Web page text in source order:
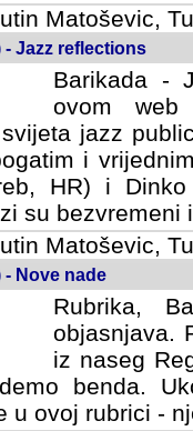
Matoševic,
- Jazz reflections
Barikada -
ovom web
jazz
i
HR) i
su bezvremeni
Matoševic,
- Nove nade
Rubrika,
objasnjava.
iz naseg
benda.
u ovoj rubrici -